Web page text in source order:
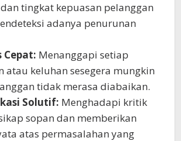
tingkat kepuasan pelanggan
adanya penurunan
Cepat: Menanggapi setiap
atau keluhan sesegera mungkin
tidak merasa diabaikan.
Solutif: Menghadapi kritik
sopan dan memberikan
atas permasalahan yang